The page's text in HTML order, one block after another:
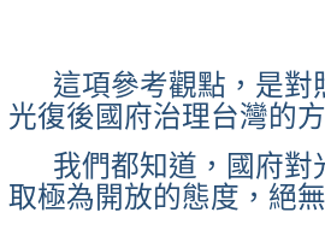
這項參考觀點，是
光復後國府治理台灣的
我們都知道，國府
取極為開放的態度，絕